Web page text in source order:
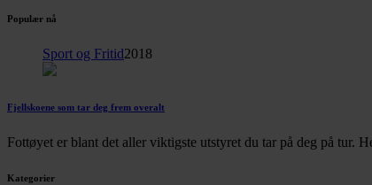
Populær nå
Sport og Fritid2018
Fjellskoene som tar deg frem overalt
Fottøyet er blant det aller viktigste utstyret du tar på deg på tur.
Kategorier